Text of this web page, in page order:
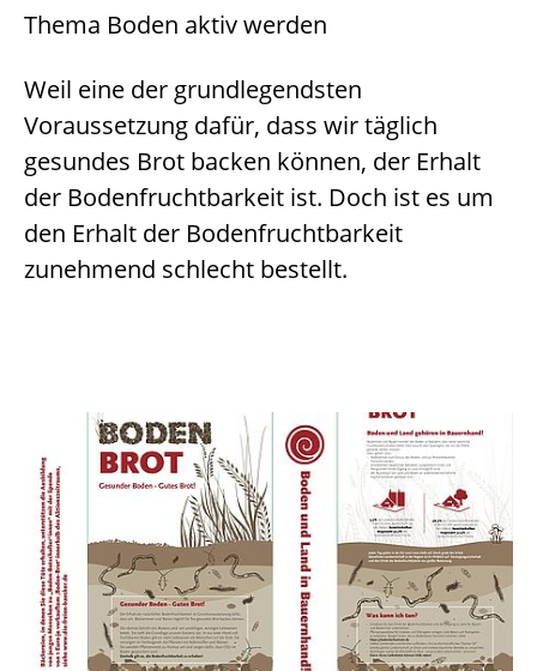
Thema Boden aktiv werden
Weil eine der grundlegendsten
Voraussetzung dafür, dass wir täglich
gesundes Brot backen können, der Erhalt
der Bodenfruchtbarkeit ist. Doch ist es um
den Erhalt der Bodenfruchtbarkeit
zunehmend schlecht bestellt.